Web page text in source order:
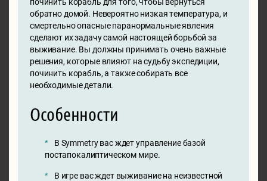
обратно домой. Невероятно низкая температура, и
смертельно опасные паранормальные явления
сделают их задачу самой настоящей борьбой за
выживание. Вы должны принимать очень важные
решения, которые влияют на судьбу экспедиции,
починить корабль, а также собирать все
необходимые детали.
Особенности
В Symmetry вас ждет управление базой
постапокалиптическом мире.
В игре вас ждет выживание на неизвестной